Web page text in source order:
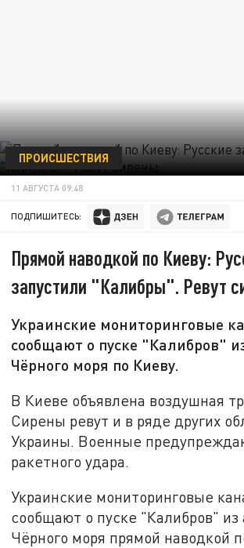
ПРОИСШЕСТВИЯ
11 АВГУСТА 09:48
ПОДПИШИТЕСЬ:
Прямой наводкой по Киеву:
запустили "Калибры". Ревут
Украинские мониторинговые
сообщают о пуске "Калибров"
Чёрного моря по Киеву.
В Киеве объявлена воздушная
Сирены ревут и в ряде других
Украины. Военные
ракетного удара.
Украинские мониторинговые
сообщают о пуске "Калибров" из
Чёрного моря прямой наводкой